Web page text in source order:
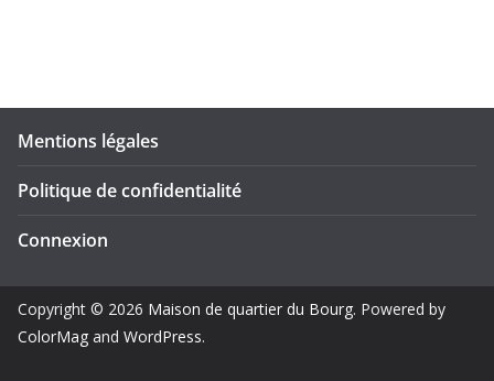
Mentions légales
Politique de confidentialité
Connexion
Copyright © 2026 Maison de quartier du Bourg. Powered by
ColorMag and WordPress.